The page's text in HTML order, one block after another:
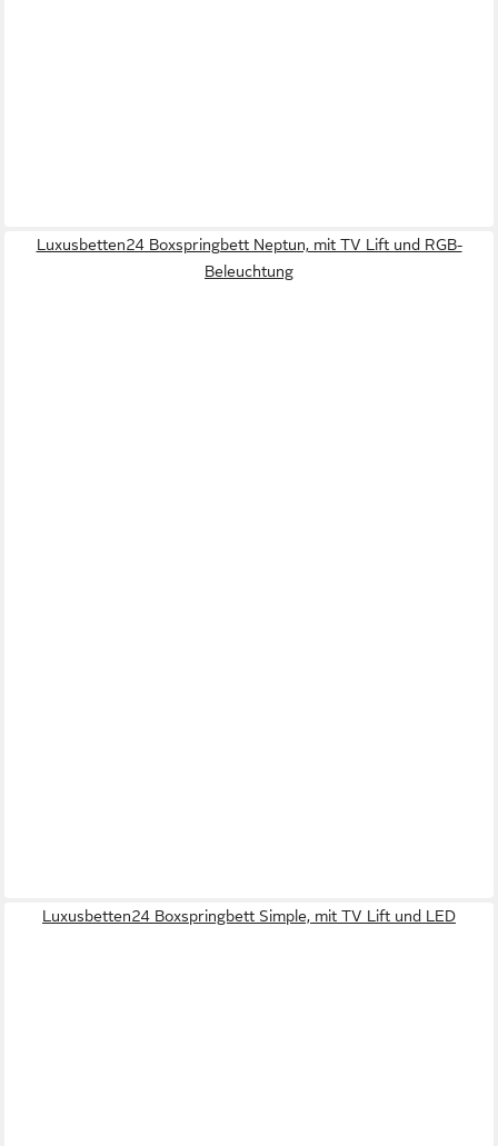
Luxusbetten24 Boxspringbett Neptun, mit TV Lift und RGB-
Beleuchtung
Luxusbetten24 Boxspringbett Simple, mit TV Lift und LED